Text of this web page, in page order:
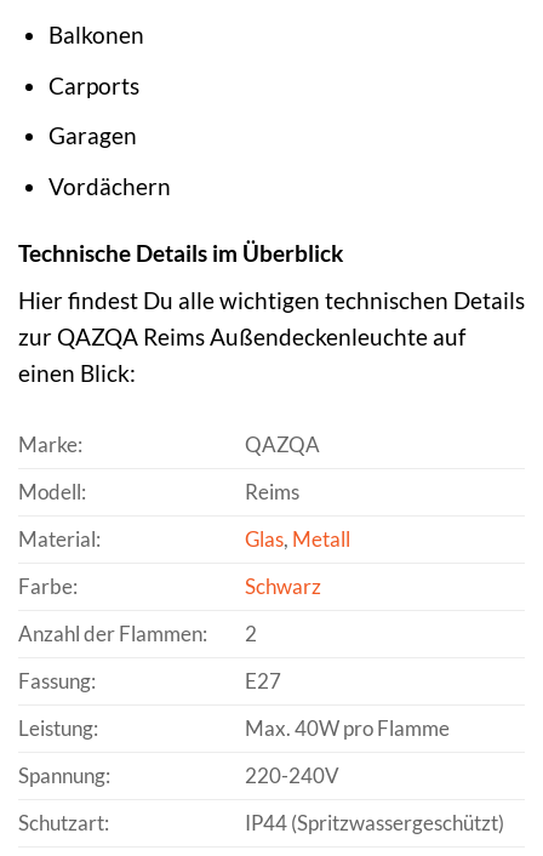
Balkonen
Carports
Garagen
Vordächern
Technische Details im Überblick
Hier findest Du alle wichtigen technischen Details
zur QAZQA Reims Außendeckenleuchte auf
einen Blick:
Marke:
QAZQA
Modell:
Reims
Material:
Glas, Metall
Farbe:
Schwarz
Anzahl der Flammen:
2
Fassung:
E27
Leistung:
Max. 40W pro Flamme
Spannung:
220-240V
Schutzart:
IP44 (Spritzwassergeschützt)